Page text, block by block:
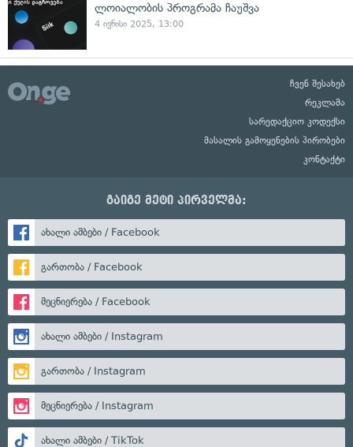
ლოიალობის პროგრამა ჩაუშვა
4 ივნისი 2025, 13:00
ჩვენ შესახებ
რეკლამა
სარედაქციო კოდექსი
მასალის გამოყენების პირობები
კონტაქტი
გაიგე მეტი პირველმა:
ახალი ამბები / Facebook
გართობა / Facebook
მეცნიერება / Facebook
ახალი ამბები / Instagram
გართობა / Instagram
მეცნიერება / Instagram
ახალი ამბები / TikTok